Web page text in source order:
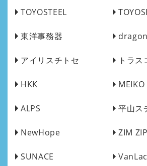
TOYOSTEEL
東洋事務器 dragon
アイリスチトセ トラス
HKK MEIKO
ALPS 平山ス
NewHope ZIM
SUNACE